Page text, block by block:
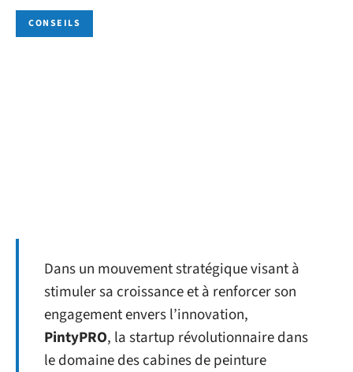
CONSEILS
Dans un mouvement stratégique visant à
stimuler sa croissance et à renforcer son
engagement envers l’innovation,
PintyPRO, la startup révolutionnaire dans
le domaine des cabines de peinture